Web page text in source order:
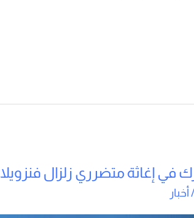
في إغاثة متضرري زلزال فنزويلا
/ أخبار